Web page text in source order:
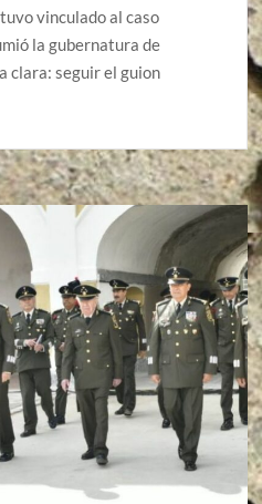
vinculado al caso
la gubernatura de
clara: seguir el guion